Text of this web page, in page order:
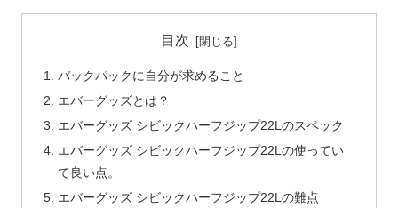
目次
バックパックに自分が求めること
エバーグッズとは？
エバーグッズ シビックハーフジップ22Lのスペック
エバーグッズ シビックハーフジップ22Lの使ってい
て良い点。
エバーグッズ シビックハーフジップ22Lの難点